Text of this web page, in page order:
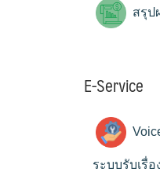
สรุป
E-Service
ระบบรับเรื่